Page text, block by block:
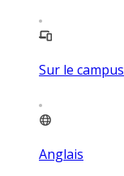
Sur le campus
Anglais